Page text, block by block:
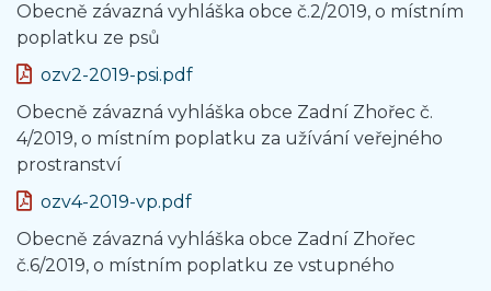
Obecně závazná vyhláška obce č.2/2019, o místním
poplatku ze psů
ozv2-2019-psi.pdf
Obecně závazná vyhláška obce Zadní Zhořec č.
4/2019, o místním poplatku za užívání veřejného
prostranství
ozv4-2019-vp.pdf
Obecně závazná vyhláška obce Zadní Zhořec
č.6/2019, o místním poplatku ze vstupného